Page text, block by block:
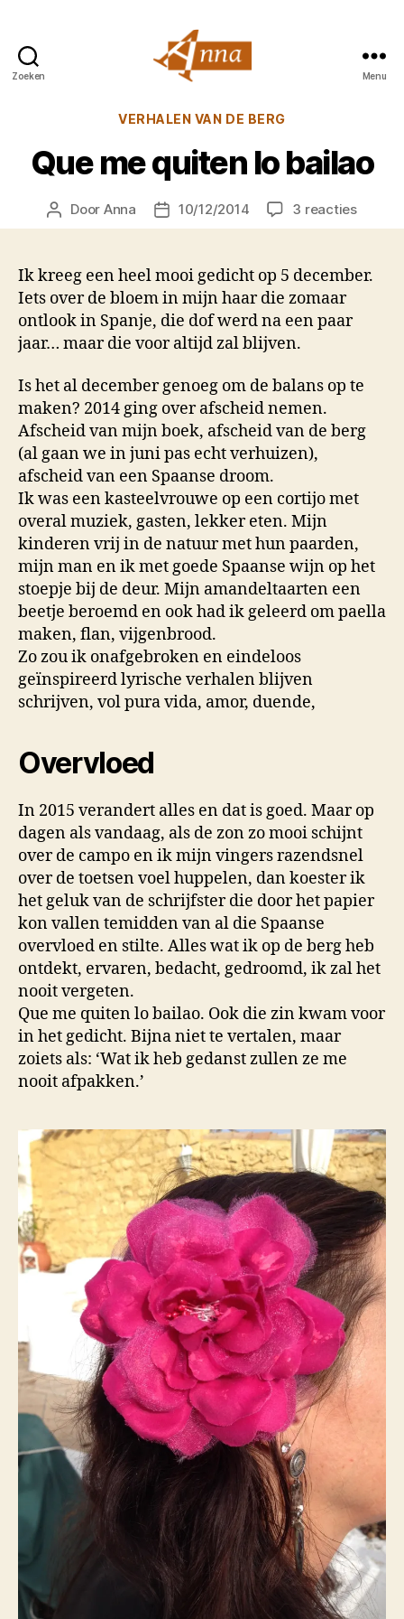
Zoeken
van
Menu
Categorieën
VERHALEN VAN DE BERG
Que me quiten lo bailao
Berichtauteur
Door Anna Berichtdatum
10/12/2014 3 reactiesop
Que
quiten
Ik kreeg een heel mooi gedicht op 5 december.
Iets over de bloem in mijn haar die zomaar
ontlook in Spanje, die dof werd na een paar
jaar… maar die voor altijd zal blijven.
Is het al december genoeg om de balans op te
maken? 2014 ging over afscheid nemen.
Afscheid van mijn boek, afscheid van de berg
(al gaan we in juni pas echt verhuizen),
afscheid van een Spaanse droom.
Ik was een kasteelvrouwe op een cortijo met
overal muziek, gasten, lekker eten. Mijn
kinderen vrij in de natuur met hun paarden,
mijn man en ik met goede Spaanse wijn op het
stoepje bij de deur. Mijn amandeltaarten een
beetje beroemd en ook had ik geleerd om paella
maken, flan, vijgenbrood.
Zo zou ik onafgebroken en eindeloos
geïnspireerd lyrische verhalen blijven
schrijven, vol pura vida, amor, duende,
Overvloed
In 2015 verandert alles en dat is goed. Maar op
dagen als vandaag, als de zon zo mooi schijnt
over de campo en ik mijn vingers razendsnel
over de toetsen voel huppelen, dan koester ik
het geluk van de schrijfster die door het papier
kon vallen temidden van al die Spaanse
overvloed en stilte. Alles wat ik op de berg heb
ontdekt, ervaren, bedacht, gedroomd, ik zal het
nooit vergeten.
Que me quiten lo bailao. Ook die zin kwam voor
in het gedicht. Bijna niet te vertalen, maar
zoiets als: ‘Wat ik heb gedanst zullen ze me
nooit afpakken.’